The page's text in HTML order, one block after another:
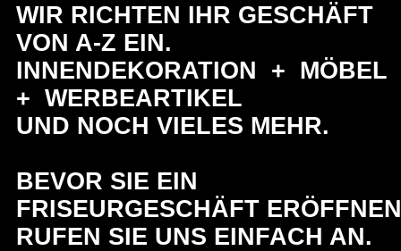
WIR RICHTEN IHR GESCHÄFT
VON A-Z EIN.
INNENDEKORATION + MÖBEL
+ WERBEARTIKEL
UND NOCH VIELES MEHR.
BEVOR SIE EIN
FRISEURGESCHÄFT ERÖFFNEN
RUFEN SIE UNS EINFACH AN.